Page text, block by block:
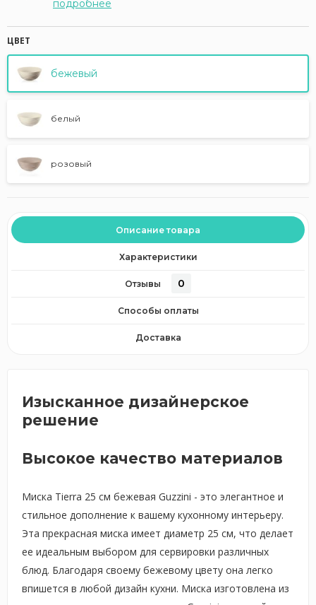
подробнее
ЦВЕТ
бежевый
белый
розовый
Описание товара
Характеристики
Отзывы 0
Способы оплаты
Доставка
Изысканное дизайнерское
решение
Высокое качество материалов
Миска Tierra 25 см бежевая Guzzini - это элегантное и
стильное дополнение к вашему кухонному интерьеру.
Эта прекрасная миска имеет диаметр 25 см, что делает
ее идеальным выбором для сервировки различных
блюд. Благодаря своему бежевому цвету она легко
впишется в любой дизайн кухни. Миска изготовлена из